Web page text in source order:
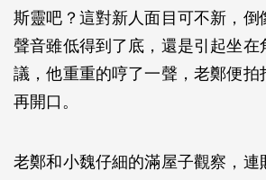
斯靈吧？這對新人面目可不新，倒
聲音雖低得到了底，還是引起坐在
議，他重重的哼了一聲，老鄭便拍
再開口。
老鄭和小魏仔細的滿屋子觀察，連